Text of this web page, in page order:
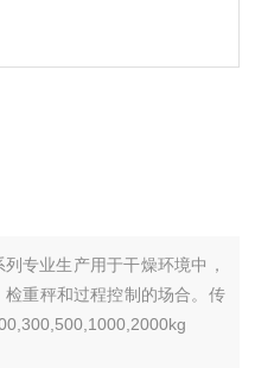
专业生产用于干燥环境中，
重秤和过程控制的场合。传